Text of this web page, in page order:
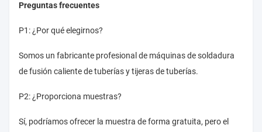
Preguntas frecuentes
P1: ¿Por qué elegirnos?
Somos un fabricante profesional de máquinas de soldadura
de fusión caliente de tuberías y tijeras de tuberías.
P2: ¿Proporciona muestras?
Sí, podríamos ofrecer la muestra de forma gratuita, pero el